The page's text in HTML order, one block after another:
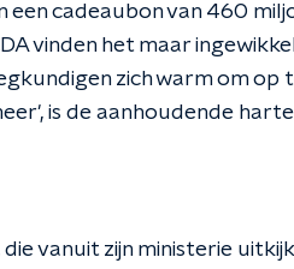
een cadeaubon van 460
vinden het maar
zich warm om op
is de aanhoudende
vanuit zijn ministerie